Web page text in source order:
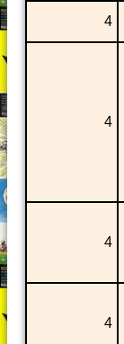
4
4
4
4